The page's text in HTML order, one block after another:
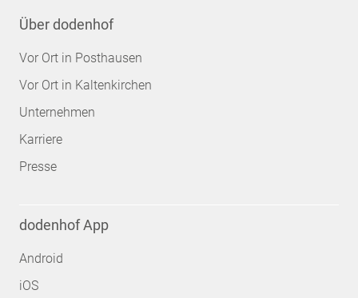
Über dodenhof
Vor Ort in Posthausen
Vor Ort in Kaltenkirchen
Unternehmen
Karriere
Presse
dodenhof App
Android
iOS